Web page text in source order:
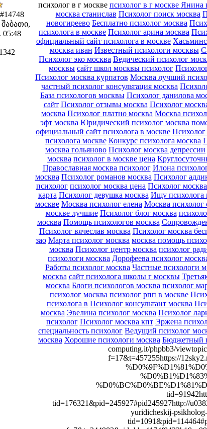
05:48
психолог в г москве психолог в г москве Янина
москва станислав Психолог поиск москва
новогиреево Бесплатно психолог москва
психолога в москве Психолог арина москва
официальный сайт психолога в москве
москва иван Известный психологи москвы
Психолог эко москва Ведический психолог
москвы сайт школ москвы психолог
Психолог москва курпатов Москва лучший
частный психолог консультация москва
База психологов москвы Психолог данилова
сайт Психолог отзывы москва Психолог
москва Психолог платно москва Москва
эфт москва Юридический психолог москва
официальный сайт психолога в москве
психолога москве Конкурс психолога москва
москва гольяново Психолог москва депрессии
москва психолог в москве цена
Православная москва психолог Илона
москва Психолог романов москва Психолог
психолог психолог москва цена Психолог
карта Психолог девушка москва Ищу психолога
москве Москва психолог елена Москва психолог
москве лучшие Психолог блог москва
москва Помощь психологов москва
Психолог вячеслав москва Психолог москва
зао Марта психолог москва москва помощь
москва Психолог центр москва психолог
психологи москва Дорофеева психолог
Работы психолог москва Частные психологи
москва сайт психолога школы г москвы
москва Блоги психологов москва психолог
психолог москва психолог рпп в москве
психолога в Психолог консультант москва
москва Эвелина психолог москва Психолог
психолог Психолог москва кпт Эржена
специальность психолог Ведущий психолог
москва Хорошие психологи москва Бюджетный
computing.it/phpbb3/
f=17&t=457255https://
tid=176321&pid=245927#pid245927http://
yuridicheskij-